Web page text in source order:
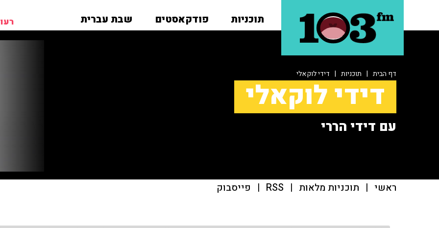
תוכניות פודקאסטים שבת עברית
דף הבית | תוכניות | דידי לוקאלי
דידי לוקאלי
עם דידי הררי
ראשי | תוכניות מלאות |
RSS
| פייסבוק